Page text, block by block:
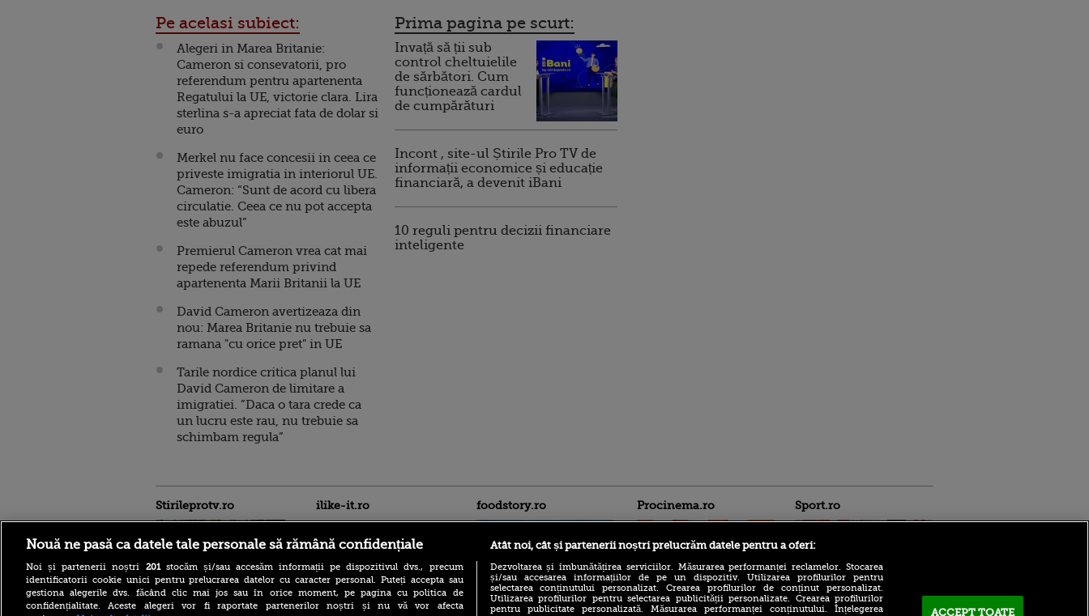
Pe acelasi subiect:
Alegeri in Marea Britanie:
Cameron si consevatorii, pro
referendum pentru apartenenta
Regatului la UE, victorie clara. Lira
sterlina s-a apreciat fata de dolar si
euro
Merkel nu face concesii in ceea ce
priveste imigratia in interiorul UE.
Cameron: “Sunt de acord cu libera
circulatie. Ceea ce nu pot accepta
este abuzul”
Premierul Cameron vrea cat mai
repede referendum privind
apartenenta Marii Britanii la UE
David Cameron avertizeaza din
nou: Marea Britanie nu trebuie sa
ramana "cu orice pret" in UE
Tarile nordice critica planul lui
David Cameron de limitare a
imigratiei. ”Daca o tara crede ca
un lucru este rau, nu trebuie sa
schimbam regula”
Prima pagina pe scurt:
Invață să ții sub
control cheltuielile
de sărbători. Cum
funcționează cardul
de cumpărături
Incont , site-ul Știrile Pro TV de
informații economice și educație
financiară, a devenit iBani
10 reguli pentru decizii financiare
inteligente
Stirileprotv.ro ilike-it.ro foodstory.ro Procinema.ro Sport.ro
Nouă ne pasă ca datele tale personale să rămână confidențiale
Noi și partenerii noștri 201stocăm și/sau accesăm informații pe dispozitivul dvs., precum
identificatorii cookie unici pentru prelucrarea datelor cu caracter personal. Puteți accepta sau
gestiona alegerile dvs. făcând clic mai jos sau în orice moment, pe pagina cu politica de
confidențialitate. Aceste alegeri vor fi raportate partenerilor noștri și nu vă vor afecta
Atât noi, cât și partenerii noștri prelucrăm datele pentru a oferi:
Dezvoltarea și îmbunătățirea serviciilor. Măsurarea performanței reclamelor. Stocarea
și/sau accesarea informațiilor de pe un dispozitiv. Utilizarea profilurilor pentru
selectarea conținutului personalizat. Crearea profilurilor de conținut personalizat.
Utilizarea profilurilor pentru selectarea publicității personalizate. Crearea profilurilor
pentru publicitate personalizată. Măsurarea performanței conținutului. Înțelegerea
ACCEPT TOATE